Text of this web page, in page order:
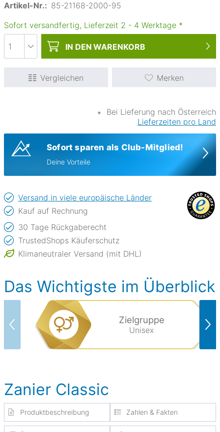
Artikel-Nr.: 85-21168-2000-95
Sofort versandfertig, Lieferzeit 2 - 4 Werktage *
IN DEN WARENKORB
Vergleichen Merken
∗
Bei Lieferung nach Österreich
Lieferzeiten pro Land
Sofort sparen als Club-Mitglied!
Deine Vorteile
Versand in viele europäische Länder
Kauf auf Rechnung
30 Tage Rückgaberecht
TrustedShops Käuferschutz
Klimaneutraler Versand (mit DHL)
Das Wichtigste im Überblick
Zielgruppe
Unisex
Zanier Classic
Produktbeschreibung Zahlen & Fakten